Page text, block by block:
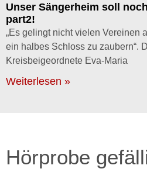
Unser Sängerheim soll
part2!
„Es gelingt nicht vielen Vereinen
ein halbes Schloss zu zaubern“.
Kreisbeigeordnete Eva-Maria
Weiterlesen »
Hörprobe